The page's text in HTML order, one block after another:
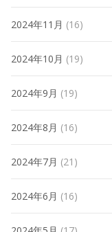
2024年11月 (16)
2024年10月 (19)
2024年9月 (19)
2024年8月 (16)
2024年7月 (21)
2024年6月 (16)